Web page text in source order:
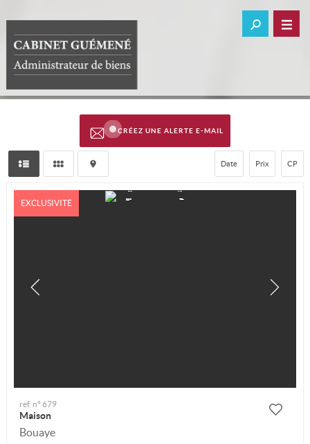
CRÉEZ UNE ALERTE E-MAIL
Date Prix CP
EXCLUSIVITÉ
ref. n° 679
Maison
Bouaye